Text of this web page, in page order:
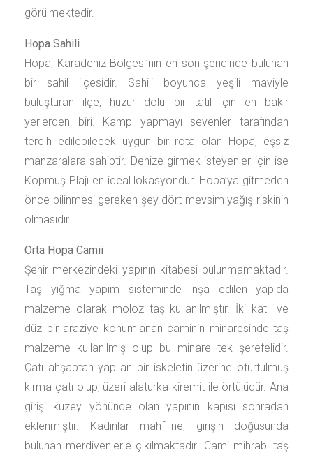
görülmektedir.
Hopa Sahili
Hopa, Karadeniz Bölgesi’nin en son şeridinde bulunan
bir sahil ilçesidir. Sahili boyunca yeşili maviyle
buluşturan ilçe, huzur dolu bir tatil için en bakir
yerlerden biri. Kamp yapmayı sevenler tarafından
tercih edilebilecek uygun bir rota olan Hopa, eşsiz
manzaralara sahiptir. Denize girmek isteyenler için ise
Kopmuş Plajı en ideal lokasyondur. Hopa’ya gitmeden
önce bilinmesi gereken şey dört mevsim yağış riskinin
olmasıdır.
Orta Hopa Camii
Şehir merkezindeki yapının kitabesi bulunmamaktadır.
Taş yığma yapım sisteminde inşa edilen yapıda
malzeme olarak moloz taş kullanılmıştır. İki katlı ve
düz bir araziye konumlanan caminin minaresinde taş
malzeme kullanılmış olup bu minare tek şerefelidir.
Çatı ahşaptan yapılan bir iskeletin üzerine oturtulmuş
kırma çatı olup, üzeri alaturka kiremit ile örtülüdür. Ana
girişi kuzey yönünde olan yapının kapısı sonradan
eklenmiştir. Kadınlar mahfiline, girişin doğusunda
bulunan merdivenlerle çıkılmaktadır. Cami mihrabı taş